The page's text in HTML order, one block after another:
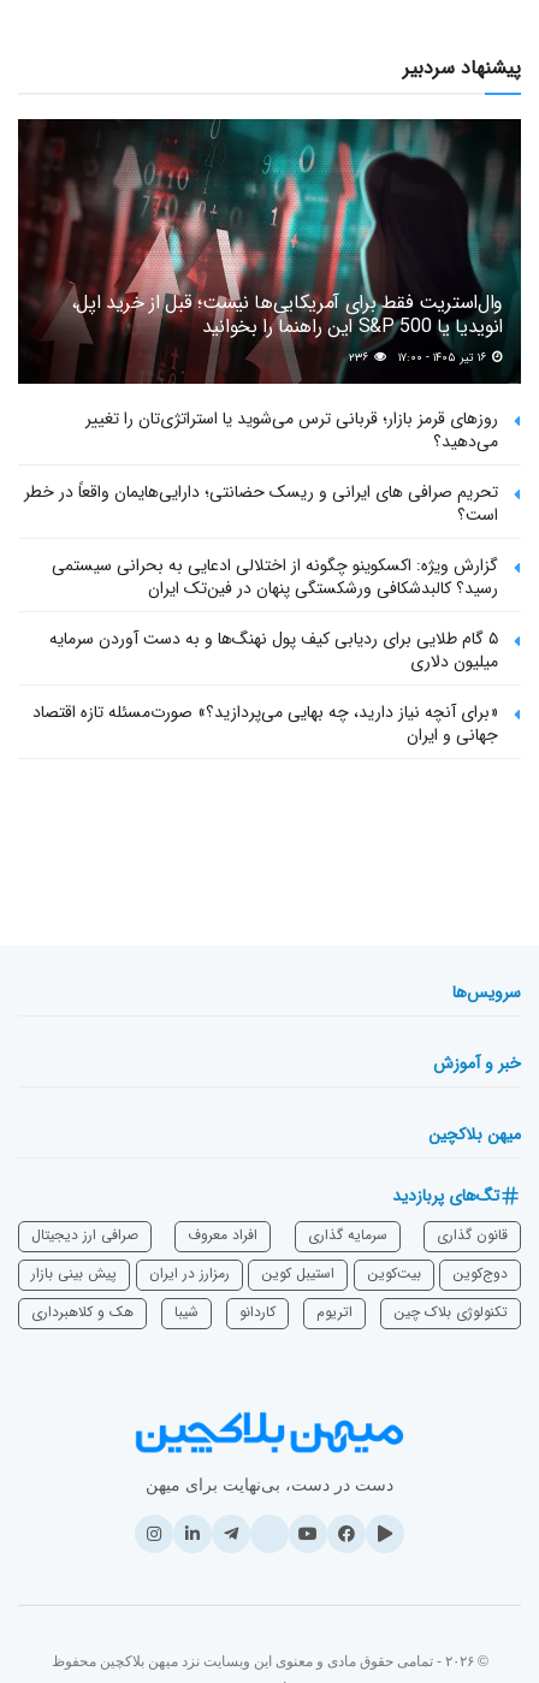
پیشنهاد سردبیر
وال‌استریت فقط برای آمریکایی‌ها نیست؛ قبل از خرید اپل،
انویدیا یا S&P 500 این راهنما را بخوانید
۲۳۶
روزهای قرمز بازار؛ قربانی ترس می‌شوید یا استراتژی‌تان را تغییر
می‌دهید؟
تحریم صرافی های ایرانی و ریسک حضانتی؛ دارایی‌هایمان واقعاً در خطر
است؟
گزارش ویژه: اکسکوینو چگونه از اختلالی ادعایی به بحرانی سیستمی
رسید؟ کالبدشکافی ورشکستگی پنهان در فین‌تک ایران
۵ گام طلایی برای ردیابی کیف پول‌ نهنگ‌ها و به دست آوردن سرمایه
میلیون دلاری
«برای آنچه نیاز دارید، چه بهایی می‌پردازید؟» صورت‌مسئله تازه اقتصاد
جهانی و ایران
سرویس‌ها
خبر و آموزش
میهن بلاکچین
تگ‌های پربازدید
قانون گذاری سرمایه‌ گذاری افراد معروف
صرافی ارز دیجیتال
دوج‌کوین
بیت‌کوین استیبل کوین رمزارز در ایران
پیش بینی بازار
تکنولوژی بلاک چین
اتریوم ‌کاردانو شیبا هک و کلاهبرداری
دست در دست، بی‌نهایت برای میهن
© ۲۰۲۶ - تمامی حقوق مادی و معنوی این وبسایت نزد میهن بلاکچین محفوظ